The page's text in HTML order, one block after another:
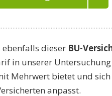
dieser BU-
in unserer
Mehrwert bietet und
anpasst.